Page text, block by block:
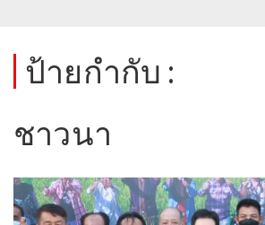
ป้ายกำกับ :
ชาวนา